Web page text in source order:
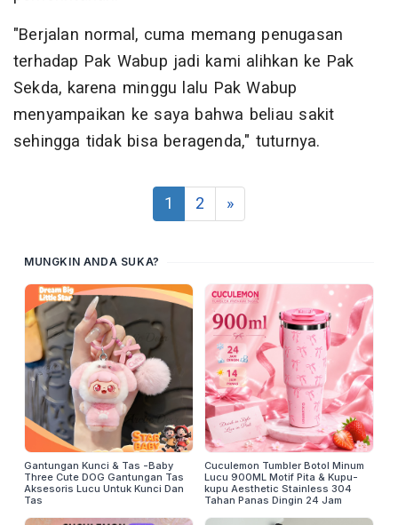
"Berjalan normal, cuma memang penugasan
terhadap Pak Wabup jadi kami alihkan ke Pak
Sekda, karena minggu lalu Pak Wabup
menyampaikan ke saya bahwa beliau sakit
sehingga tidak bisa beragenda," tuturnya.
1 2 »